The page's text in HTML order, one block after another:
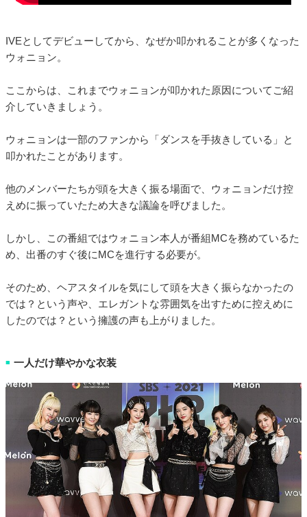
IVEとしてデビューしてから、なぜか叩かれることが多くなった
ウォニョン。
ここからは、これまでウォニョンが叩かれた原因についてご紹
介していきましょう。
ウォニョンは一部のファンから「ダンスを手抜きしている」と
叩かれたことがあります。
他のメンバーたちが頭を大きく振る場面で、ウォニョンだけ控
えめに振っていたため大きな議論を呼びました。
しかし、この番組ではウォニョン本人が番組MCを務めているた
め、出番のすぐ後にMCを進行する必要が。
そのため、ヘアスタイルを気にして頭を大きく振らなかったの
では？という声や、エレガントな雰囲気を出すために控えめに
したのでは？という擁護の声も上がりました。
■ 一人だけ華やかな衣装